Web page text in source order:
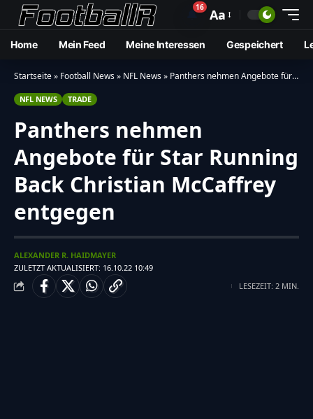
🔔16 Aa
Home Mein Feed Meine Interessen Gespeichert
Startseite» Football News» NFL News» Panthers nehmen Angebote für Star Running Back Christian McCaffrey entgegen
NFL NEWS TRADE
Panthers nehmen
Angebote für Star Running
Back Christian McCaffrey
entgegen
ZULETZT AKTUALISIERT: 16.10.22 10:49
ALEXANDER R. HAIDMAYER
LESEZEIT: 2 MIN.